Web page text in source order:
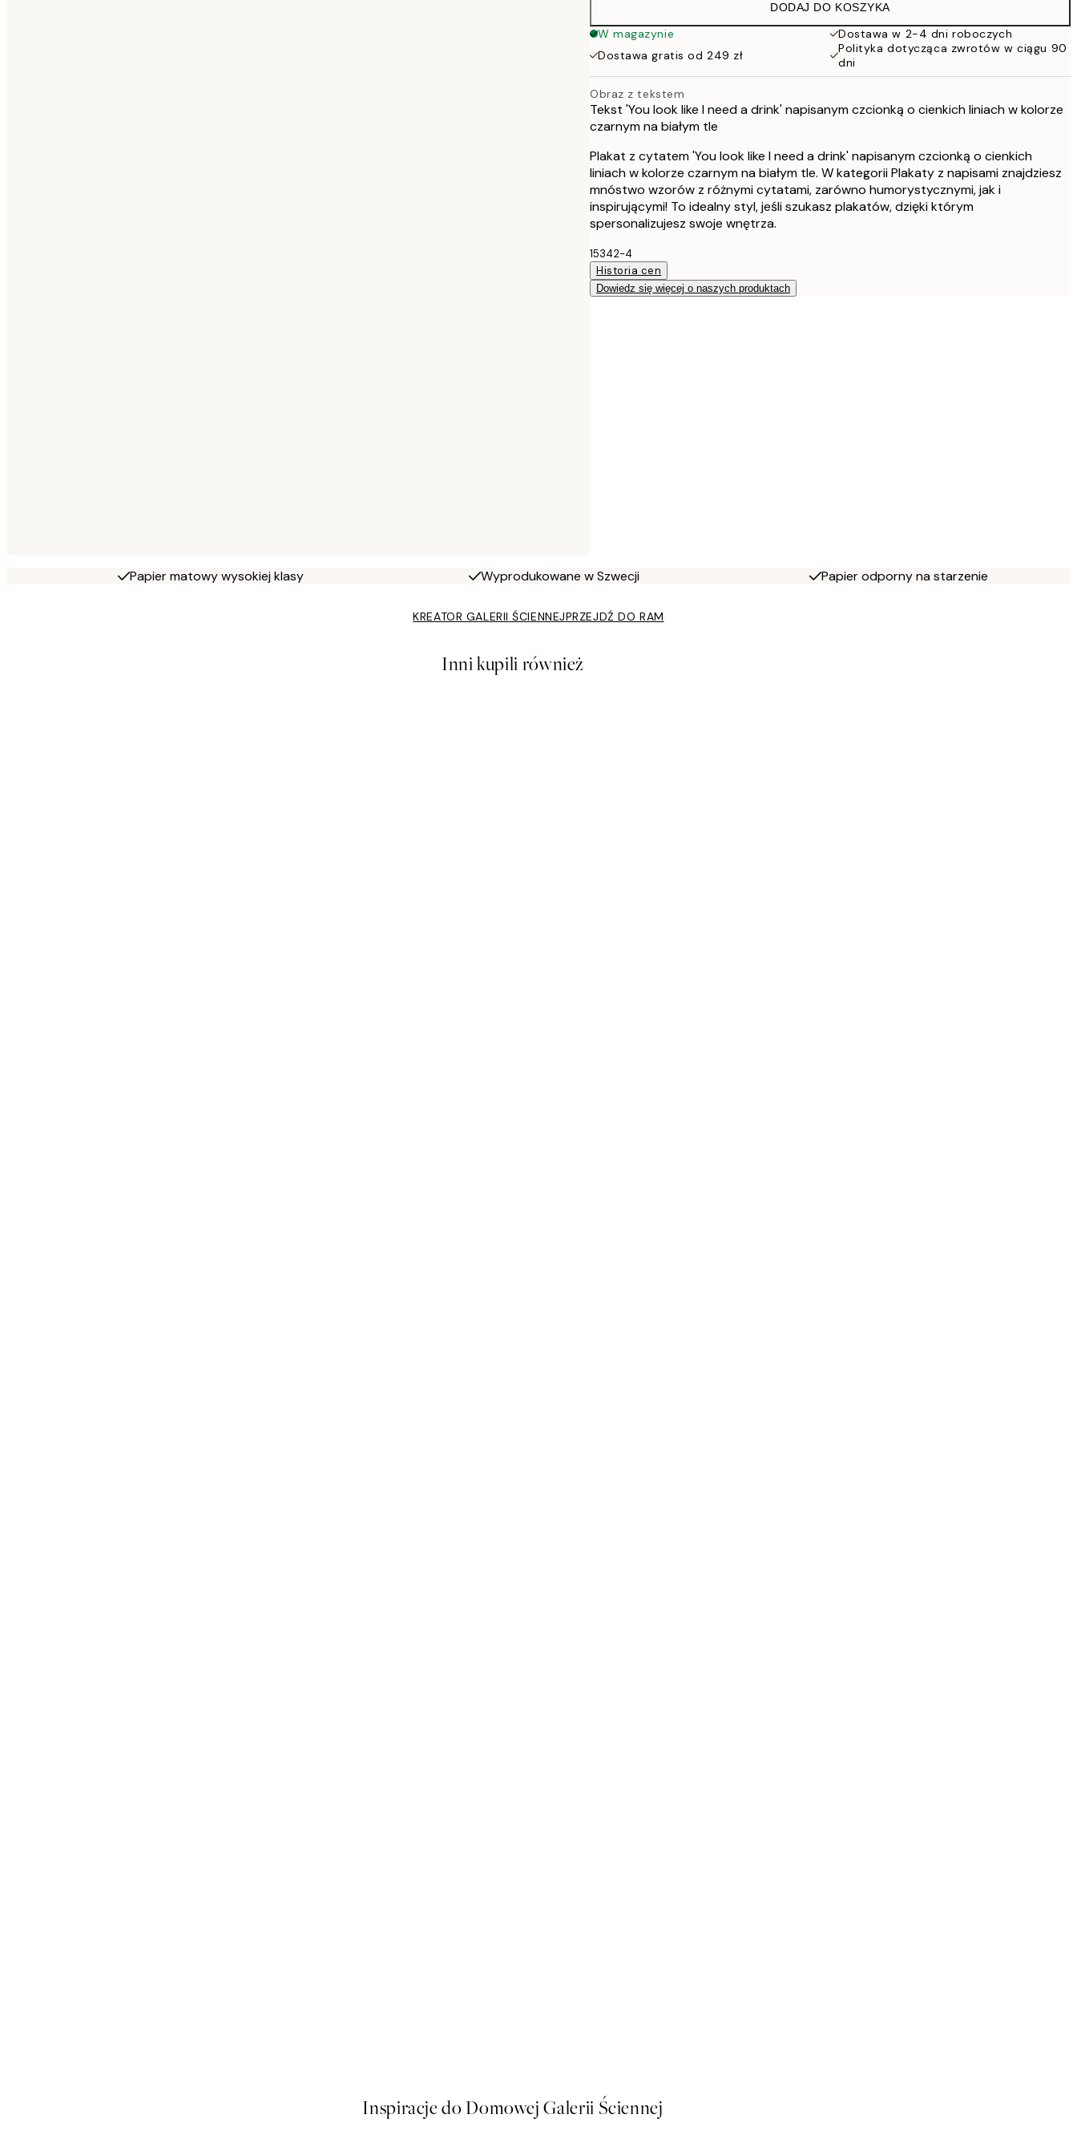
DODAJ DO KOSZYKA
W magazynie
Dostawa w 2-4 dni roboczych
Dostawa gratis od 249 zł
Polityka dotycząca zwrotów w ciągu 90
dni
Obraz z tekstem
Tekst 'You look like I need a drink' napisanym czcionką o cienkich liniach w kolorze
czarnym na białym tle
Plakat z cytatem 'You look like I need a drink' napisanym czcionką o cienkich
liniach w kolorze czarnym na białym tle. W kategorii Plakaty z napisami znajdziesz
mnóstwo wzorów z różnymi cytatami, zarówno humorystycznymi, jak i
inspirującymi! To idealny styl, jeśli szukasz plakatów, dzięki którym
spersonalizujesz swoje wnętrza.
15342-4
Historia cen
Dowiedz się więcej o naszych produktach
Papier matowy wysokiej klasy Wyprodukowane w Szwecji Papier odporny na starzenie
KREATOR GALERII ŚCIENNEJPRZEJDŹ DO RAM
Inni kupili również
Inspiracje do Domowej Galerii Ściennej